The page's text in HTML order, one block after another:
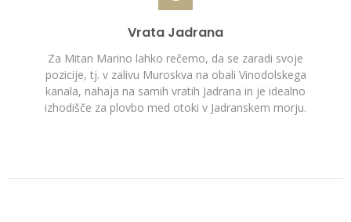
Vrata Jadrana
Za Mitan Marino lahko rečemo, da se zaradi svoje
pozicije, tj. v zalivu Muroskva na obali Vinodolskega
kanala, nahaja na samih vratih Jadrana in je idealno
izhodišče za plovbo med otoki v Jadranskem morju.